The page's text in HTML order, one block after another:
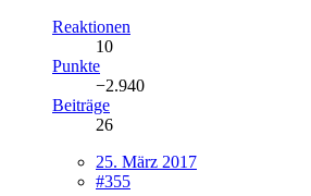
Reaktionen
10
Punkte
−2.940
Beiträge
26
25. März 2017
#355